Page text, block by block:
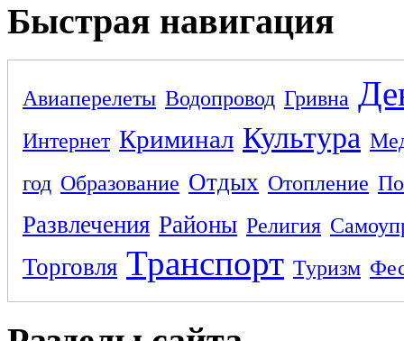
Быстрая навигация
Авиаперелеты Водопровод Гривна
Интернет Криминал Культура
год Образование Отдых Отопление
Развлечения Районы Религия
Торговля Транспорт Туризм